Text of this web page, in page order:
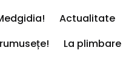
Actualitate
La plimbare